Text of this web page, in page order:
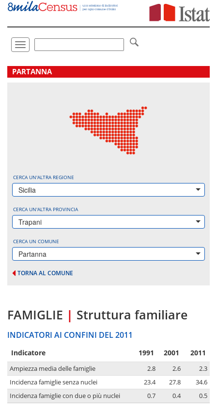
Vai
direttamente
Toggle
navigation
.
PARTANNA
CERCA UN'ALTRA REGIONE
Sicilia
CERCA UN'ALTRA PROVINCIA
Trapani
CERCA UN COMUNE
Partanna
TORNA AL COMUNE
FAMIGLIE | Struttura familiare
INDICATORI AI CONFINI DEL 2011
Indicatore 1991 2001 2011
Ampiezza media delle famiglie 2.8 2.6
2.3
Incidenza famiglie senza nuclei
23.4 27.8
34.6
Incidenza famiglie con due o più nuclei
0.7 0.4 0.5